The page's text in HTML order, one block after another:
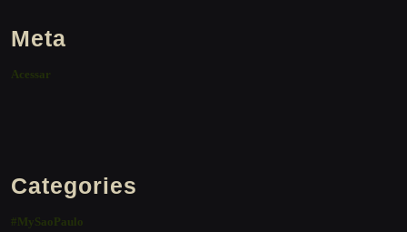
Meta
Acessar
Categories
#MySaoPaulo